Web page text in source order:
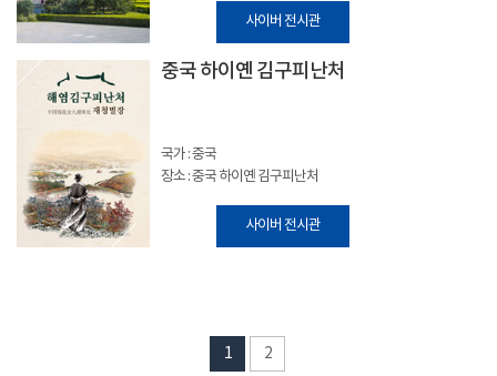
사이버 전시관
중국 하이옌 김구피난처
국가 : 중국
장소 : 중국 하이옌 김구피난처
사이버 전시관
1 2